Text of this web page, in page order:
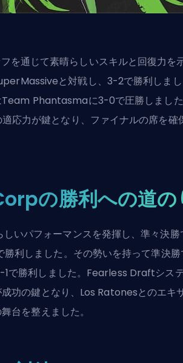
を通じて素晴らしいスキルと回復力を
と対戦し、3-2で勝利しまし
Team Phantasmaに3-0で圧勝しまし
応力が鍵となり、ファイナルの席を確
の勝利への道の
いパフォーマンスを発揮し、準々決勝
利しました。その勢いを持って準決勝
で勝利しました。Fearless Draftシス
功の鍵となり、Los Ratonesとのエキ
台を整えました。